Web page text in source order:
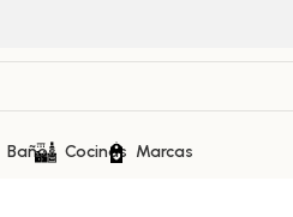
Baños Cocinas Marcas